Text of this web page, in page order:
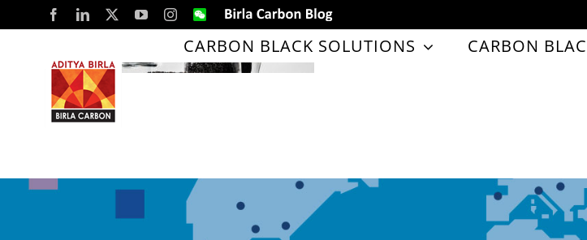
to
content
FacebookLinkedIn YouTubeInstagram
WeChatBirla
Carbon
Blog
CARBON BLACK SOLUTIONS CARBON